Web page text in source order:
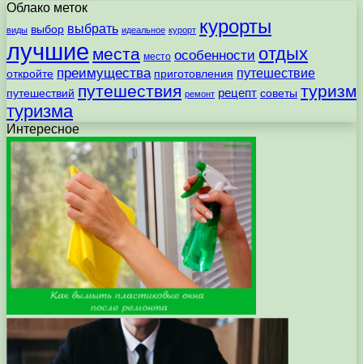
Облако меток
виды выбор выбрать идеальное курорт курорты
лучшие места место особенности отдых
откройте преимущества приготовления путешествие
путешествий путешествия ремонт рецепт советы туризм
туризма
Интересное